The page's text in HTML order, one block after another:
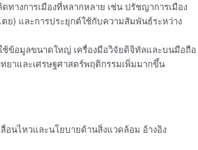
ทางการเมืองที่หลากหลาย เช่น ปรัชญาการเมือง
ย) และการประยุกต์ใช้กับความสัมพันธ์ระหว่าง
ช้ข้อมูลขนาดใหญ่ เครื่องมือวิจัยดิจิทัลและบนมือถือ
าและเศรษฐศาสตร์พฤติกรรมเพิ่มมากขึ้น
ลื่อนไหวและนโยบายด้านสิ่งแวดล้อม อ้างอิง